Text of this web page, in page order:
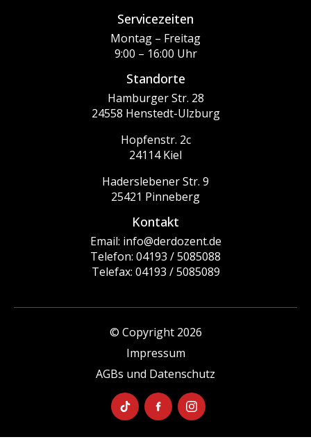
Servicezeiten
Montag – Freitag
9:00 – 16:00 Uhr
Standorte
Hamburger Str. 28
24558 Henstedt-Ulzburg
Hopfenstr. 2c
24114 Kiel
Haderslebener Str. 9
25421 Pinneberg
Kontakt
Email: info@derdozent.de
Telefon: 04193 / 5085088
Telefax: 04193 / 5085089
© Copyright 2026
Impressum
AGBs und Datenschutz